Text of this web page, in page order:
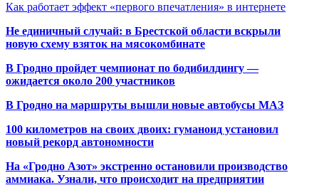
Как работает эффект «первого впечатления» в интернете
Не единичный случай: в Брестской области вскрыли
новую схему взяток на мясокомбинате
В Гродно пройдет чемпионат по бодибилдингу —
ожидается около 200 участников
В Гродно на маршруты вышли новые автобусы МАЗ
100 километров на своих двоих: гуманоид установил
новый рекорд автономности
На «Гродно Азот» экстренно остановили производство
аммиака. Узнали, что происходит на предприятии